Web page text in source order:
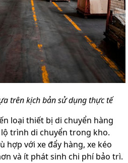
trên kịch bản sử dụng thực tế
loại thiết bị di chuyển hàng
trình di chuyển trong kho.
hợp với xe đẩy hàng, xe kéo
và ít phát sinh chi phí bảo trì.